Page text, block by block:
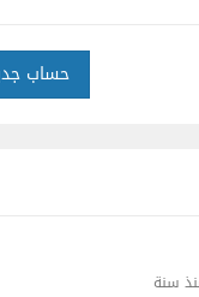
حساب
سنة